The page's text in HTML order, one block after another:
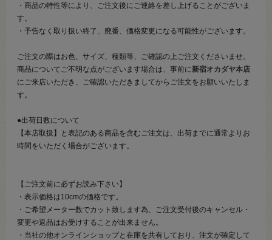
・商品の特性等により、ご注文後にご連絡を差し上げることがございま
す。
・予告なく取り扱い終了、廃番、価格変更になる可能性がございます。
ご注文の際はお色、サイズ、種類等、ご確認の上ご注文くださいませ。
商品についてご不明な点がございます場合は、事前に新宿オカダヤ本店
にご来店いただき、ご確認いただきましてからご注文をお願いいたしま
す。
●出荷日数について
【本店取扱】と表記のある商品を含むご注文は、出荷までに通常よりお
時間をいただく場合がございます。
【ご注文前に必ずお読み下さい】
・表示価格は10cmの価格です。
・ご希望メーター数でカット致します為、ご注文受付後のキャンセル・
変更や返品はお受けすることが出来ません。
・当社の他オンラインショップと在庫を共有しており、注文が確定して